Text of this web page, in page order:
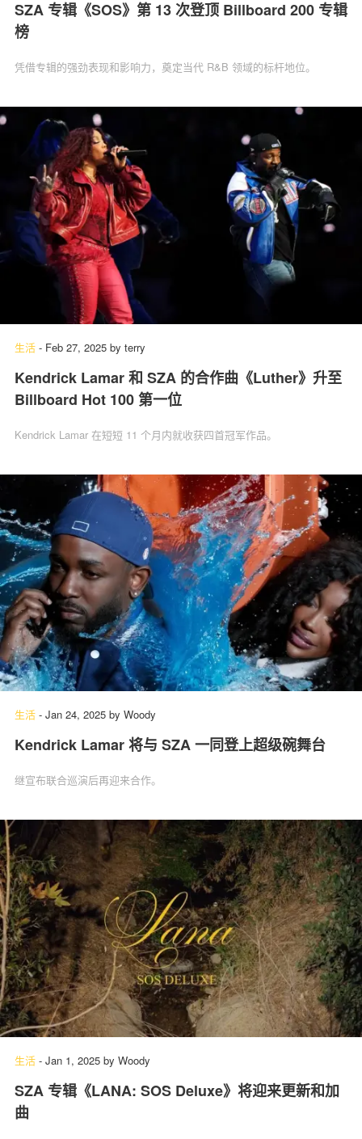
SZA 专辑《SOS》第 13 次登顶 Billboard 200 专辑
榜
凭借专辑的强劲表现和影响力，奠定当代 R&B 领域的标杆地位。
生活 - Feb 27, 2025 by terry
Kendrick Lamar 和 SZA 的合作曲《Luther》升至
Billboard Hot 100 第一位
Kendrick Lamar 在短短 11 个月内就收获四首冠军作品。
生活 - Jan 24, 2025 by Woody
Kendrick Lamar 将与 SZA 一同登上超级碗舞台
继宣布联合巡演后再迎来合作。
生活 - Jan 1, 2025 by Woody
SZA 专辑《LANA: SOS Deluxe》将迎来更新和加
曲